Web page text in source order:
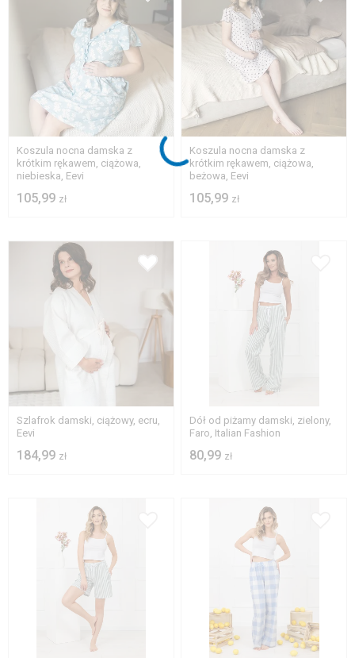
S M L
XL
2XL
Koszula nocna damska z
krótkim rękawem, ciążowa,
niebieska, Eevi
105,99 zł
S L
2XL
Koszula nocna damska z
krótkim rękawem, ciążowa,
beżowa, Eevi
105,99 zł
S
Szlafrok damski, ciążowy, ecru,
Eevi
184,99 zł
M
Dół od piżamy damski, zielony,
Faro, Italian Fashion
80,99 zł
M L